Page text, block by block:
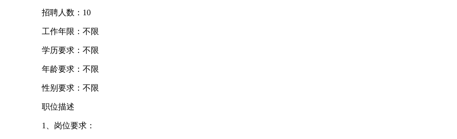
招聘人数：10
工作年限：不限
学历要求：不限
年龄要求：不限
性别要求：不限
职位描述
1、岗位要求：